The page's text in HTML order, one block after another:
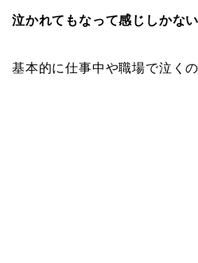
泣かれてもなって感じしかな
基本的に仕事中や職場で泣く